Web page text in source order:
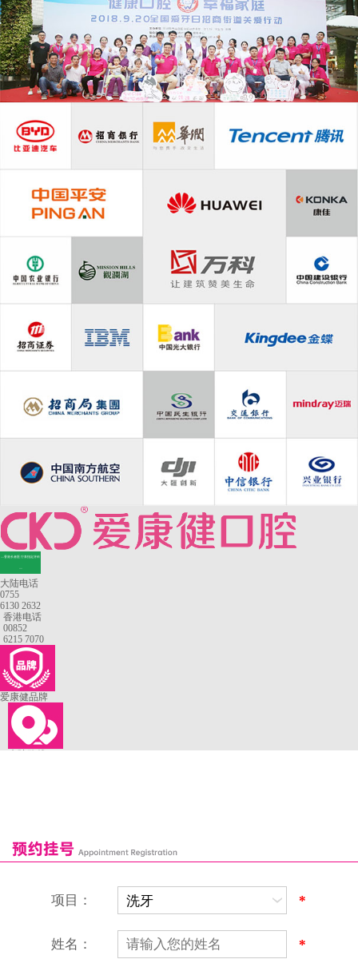
—香港长者医疗券指定牙科
大陆电话
0755
6130 2632
香港电话
00852
6215 7070
爱康健品牌
恒乐口腔诊所
富港口腔诊所
项目： *
姓名： *